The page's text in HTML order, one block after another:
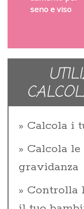
seno e viso
Calcola i
Calcola
gravidanza
Controlla